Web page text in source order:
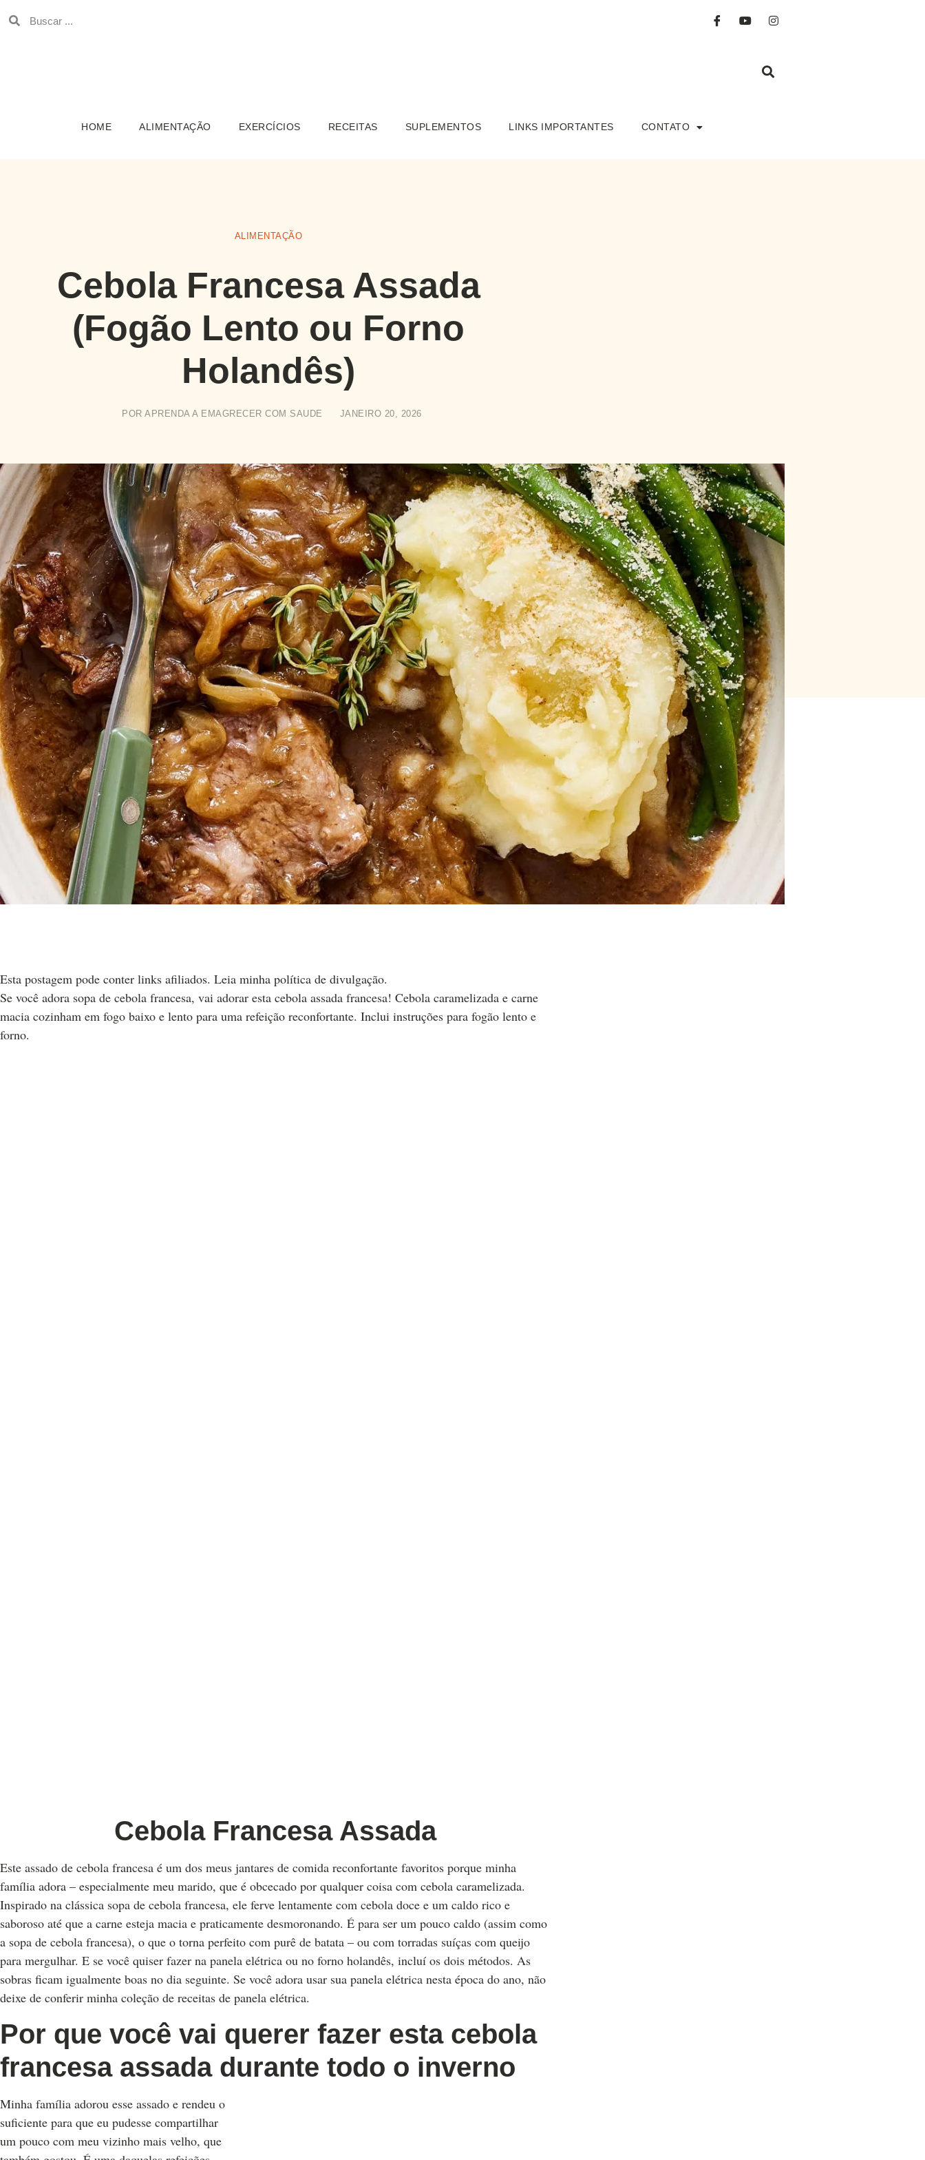
HOME ALIMENTAÇÃO EXERCÍCIOS RECEITAS SUPLEMENTOS LINKS IMPORTANTES CONTATO
ALIMENTAÇÃO
Cebola Francesa Assada
(Fogão Lento ou Forno
Holandês)
POR APRENDA A EMAGRECER COM SAUDE JANEIRO 20, 2026
Esta postagem pode conter links afiliados. Leia minha política de divulgação.
Se você adora sopa de cebola francesa, vai adorar esta cebola assada francesa! Cebola caramelizada e carne
macia cozinham em fogo baixo e lento para uma refeição reconfortante. Inclui instruções para fogão lento e
forno.
Cebola Francesa Assada
Este assado de cebola francesa é um dos meus jantares de comida reconfortante favoritos porque minha
família adora – especialmente meu marido, que é obcecado por qualquer coisa com cebola caramelizada.
Inspirado na clássica sopa de cebola francesa, ele ferve lentamente com cebola doce e um caldo rico e
saboroso até que a carne esteja macia e praticamente desmoronando. É para ser um pouco caldo (assim como
a sopa de cebola francesa), o que o torna perfeito com purê de batata – ou com torradas suíças com queijo
para mergulhar. E se você quiser fazer na panela elétrica ou no forno holandês, incluí os dois métodos. As
sobras ficam igualmente boas no dia seguinte. Se você adora usar sua panela elétrica nesta época do ano, não
deixe de conferir minha coleção de receitas de panela elétrica.
Por que você vai querer fazer esta cebola
francesa assada durante todo o inverno
Minha família adorou esse assado e rendeu o
suficiente para que eu pudesse compartilhar
um pouco com meu vizinho mais velho, que